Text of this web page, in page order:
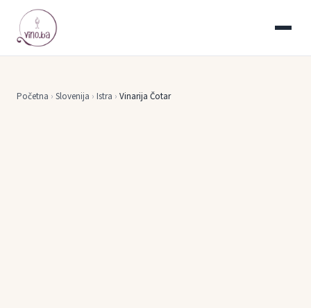
Početna › Slovenija › Istra › Vinarija Čotar